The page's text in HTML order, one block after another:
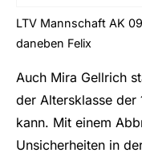
LTV Mannschaft AK
daneben Felix
Auch Mira Gellrich
der Altersklasse der
kann. Mit einem
Unsicherheiten in